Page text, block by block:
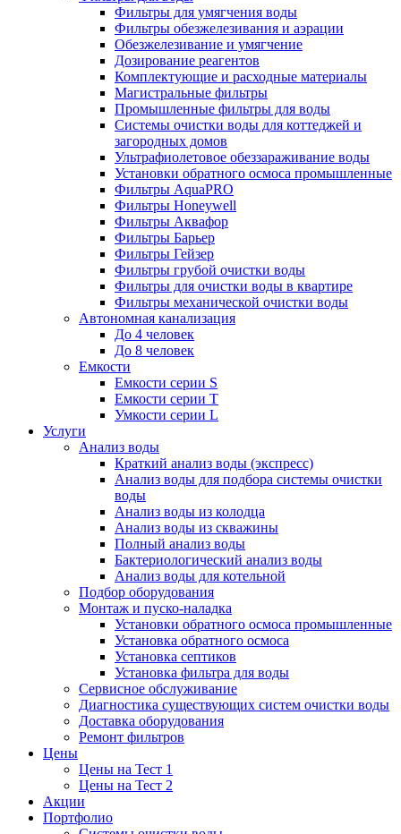
Фильтры для умягчения воды
Фильтры обезжелезивания и аэрации
Обезжелезивание и умягчение
Дозирование реагентов
Комплектующие и расходные материалы
Магистральные фильтры
Промышленные фильтры для воды
Системы очистки воды для коттеджей и
загородных домов
Ультрафиолетовое обеззараживание воды
Установки обратного осмоса промышленные
Фильтры AquaPRO
Фильтры Honeywell
Фильтры Аквафор
Фильтры Барьер
Фильтры Гейзер
Фильтры грубой очистки воды
Фильтры для очистки воды в квартире
Фильтры механической очистки воды
Автономная канализация
До 4 человек
До 8 человек
Емкости
Емкости серии S
Емкости серии Т
Умкости серии L
Услуги
Анализ воды
Краткий анализ воды (экспресс)
Анализ воды для подбора системы очистки
воды
Анализ воды из колодца
Анализ воды из скважины
Полный анализ воды
Бактериологический анализ воды
Анализ воды для котельной
Подбор оборудования
Монтаж и пуско-наладка
Установки обратного осмоса промышленные
Установка обратного осмоса
Установка септиков
Установка фильтра для воды
Сервисное обслуживание
Диагностика существующих систем очистки воды
Доставка оборудования
Ремонт фильтров
Цены
Цены на Тест 1
Цены на Тест 2
Акции
Портфолио